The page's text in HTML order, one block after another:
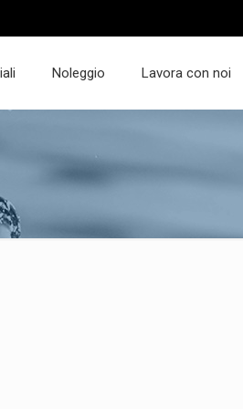
Noleggio Lavora con noi